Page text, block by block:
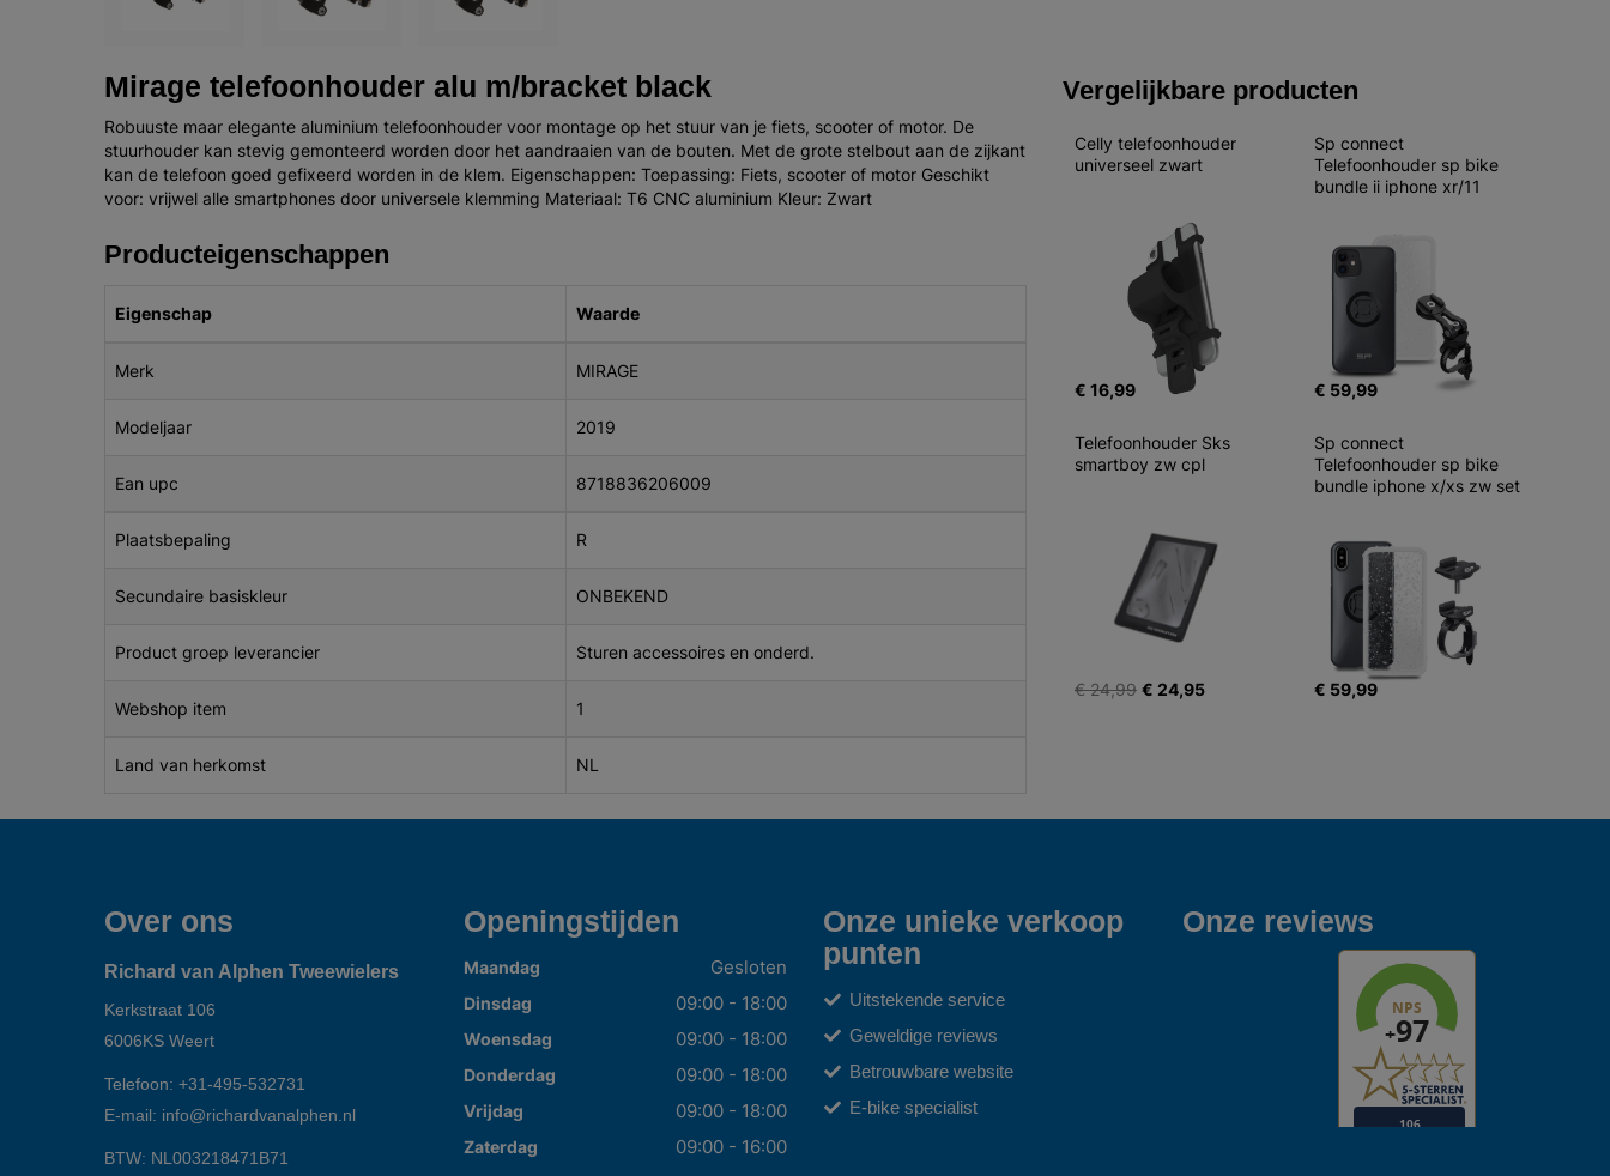
Mirage telefoonhouder alu m/bracket black
Robuuste maar elegante aluminium telefoonhouder voor montage op het stuur van je fiets, scooter of motor. De
stuurhouder kan stevig gemonteerd worden door het aandraaien van de bouten. Met de grote stelbout aan de zijkant
kan de telefoon goed gefixeerd worden in de klem. Eigenschappen: Toepassing: Fiets, scooter of motor Geschikt
voor: vrijwel alle smartphones door universele klemming Materiaal: T6 CNC aluminium Kleur: Zwart
Producteigenschappen
Eigenschap Waarde
Merk MIRAGE
Modeljaar 2019
Ean upc 8718836206009
Plaatsbepaling R
Secundaire basiskleur ONBEKEND
Product groep leverancier Sturen accessoires en onderd.
Webshop item 1
Land van herkomst NL
Vergelijkbare producten
Celly telefoonhouder
universeel zwart
€ 16,99
Sp connect
Telefoonhouder sp bike
bundle ii iphone xr/11
€ 59,99
Telefoonhouder Sks
smartboy zw cpl
€ 24,99 € 24,95
Sp connect
Telefoonhouder sp bike
bundle iphone x/xs zw set
€ 59,99
Over ons
Richard van Alphen Tweewielers
Kerkstraat 106
6006KS Weert
Telefoon: +31-495-532731
E-mail: info@richardvanalphen.nl
BTW: NL003218471B71
Openingstijden
Maandag Gesloten
Dinsdag 09:00 - 18:00
Woensdag 09:00 - 18:00
Donderdag 09:00 - 18:00
Vrijdag 09:00 - 18:00
Zaterdag 09:00 - 16:00
Onze unieke verkoop
punten
Uitstekende service
Geweldige reviews
Betrouwbare website
E-bike specialist
Onze reviews